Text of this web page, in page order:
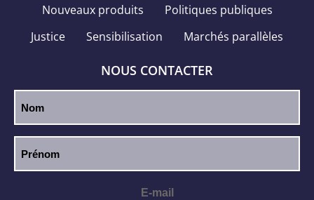
Nouveaux produits
Politiques publiques
Justice
Sensibilisation Marchés parallèles
NOUS CONTACTER
E-mail